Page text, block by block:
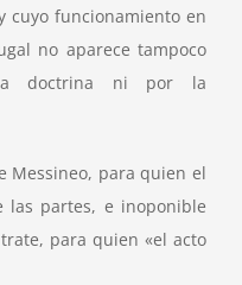
cuyo funcionamiento en
no aparece tampoco
la doctrina ni por la
Messineo, para quien el
las partes, e inoponible
para quien «el acto